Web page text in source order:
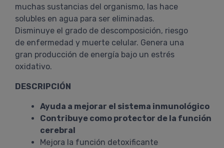
muchas sustancias del organismo, las hace
solubles en agua para ser eliminadas.
Disminuye el grado de descomposición, riesgo
de enfermedad y muerte celular. Genera una
gran producción de energía bajo un estrés
oxidativo.
DESCRIPCIÓN
Ayuda a mejorar el sistema inmunológico
Contribuye como protector de la función
cerebral
Mejora la función detoxificante